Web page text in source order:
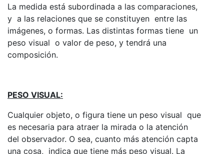
La medida está subordinada a las comparaciones,
y a las relaciones que se constituyen entre las
imágenes, o formas. Las distintas formas tiene un
peso visual o valor de peso, y tendrá una
composición.
PESO VISUAL:
Cualquier objeto, o figura tiene un peso visual que
es necesaria para atraer la mirada o la atención
del observador. O sea, cuanto más atención capta
una cosa, indica que tiene más peso visual. La